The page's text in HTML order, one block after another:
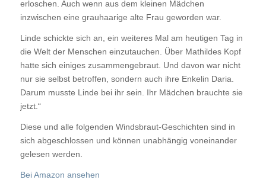
erloschen. Auch wenn aus dem kleinen Mädchen
inzwischen eine grauhaarige alte Frau geworden war.
Linde schickte sich an, ein weiteres Mal am heutigen Tag in
die Welt der Menschen einzutauchen. Über Mathildes Kopf
hatte sich einiges zusammengebraut. Und davon war nicht
nur sie selbst betroffen, sondern auch ihre Enkelin Daria.
Darum musste Linde bei ihr sein. Ihr Mädchen brauchte sie
jetzt.“
Diese und alle folgenden Windsbraut-Geschichten sind in
sich abgeschlossen und können unabhängig voneinander
gelesen werden.
Bei Amazon ansehen